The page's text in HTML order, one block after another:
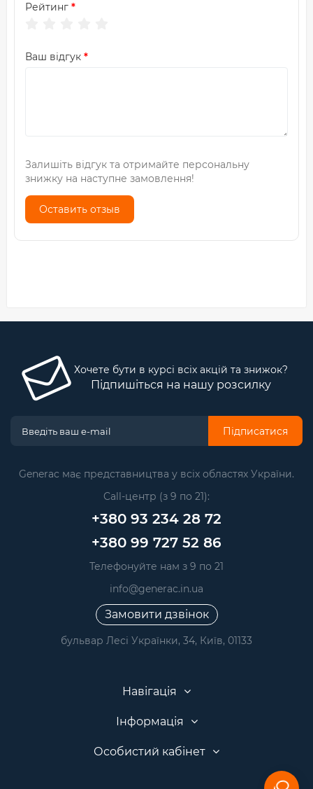
Рейтинг
Ваш відгук
Залишіть відгук та отримайте персональну
знижку на наступне замовлення!
Оставить отзыв
Хочете бути в курсі всіх акцій та знижок?
Підпишіться на нашу розсилку
Підписатися
Generac має представництва у всіх областях України.
Call-центр (з 9 по 21):
+380 93 234 28 72
+380 99 727 52 86
Телефонуйте нам з 9 по 21
info@generac.in.ua
Замовити дзвінок
бульвар Лесі Українки, 34, Київ, 01133
Навігація
Інформація
Особистий кабінет